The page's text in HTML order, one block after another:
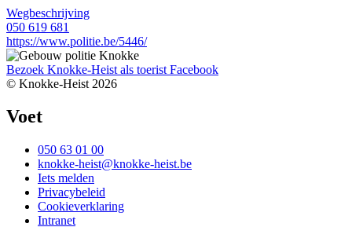
Wegbeschrijving
050 619 681
https://www.politie.be/5446/
Bezoek Knokke-Heist als toerist Facebook
© Knokke-Heist 2026
Voet
050 63 01 00
knokke-heist@knokke-heist.be
Iets melden
Privacybeleid
Cookieverklaring
Intranet